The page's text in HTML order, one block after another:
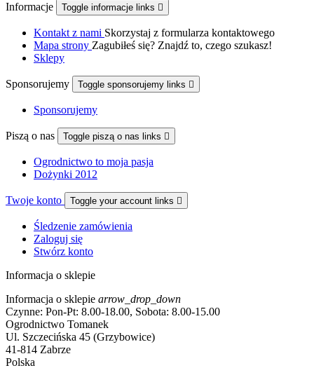
Informacje Toggle informacje links 
Kontakt z nami Skorzystaj z formularza kontaktowego
Mapa strony Zagubiłeś się? Znajdź to, czego szukasz!
Sklepy
Sponsorujemy Toggle sponsorujemy links 
Sponsorujemy
Piszą o nas Toggle piszą o nas links 
Ogrodnictwo to moja pasja
Dożynki 2012
Twoje konto Toggle your account links 
Śledzenie zamówienia
Zaloguj się
Stwórz konto
Informacja o sklepie
Informacja o sklepie arrow_drop_down
Czynne: Pon-Pt: 8.00-18.00, Sobota: 8.00-15.00
Ogrodnictwo Tomanek
Ul. Szczecińska 45 (Grzybowice)
41-814 Zabrze
Polska